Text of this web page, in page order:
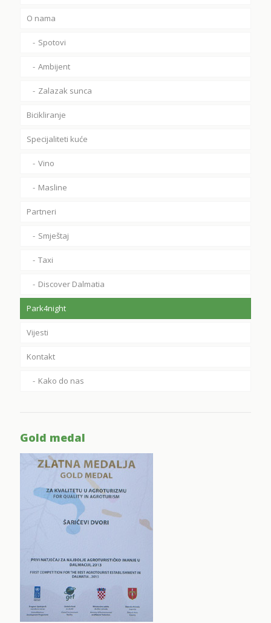
O nama
Spotovi
Ambijent
Zalazak sunca
Bicikliranje
Specijaliteti kuće
Vino
Masline
Partneri
Smještaj
Taxi
Discover Dalmatia
Park4night
Vijesti
Kontakt
Kako do nas
Gold medal